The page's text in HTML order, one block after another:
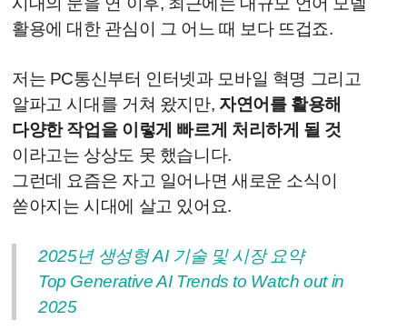
활용에 대한 관심이 그 어느 때 보다 뜨겁죠.
저는 PC통신부터 인터넷과 모바일 혁명 그리고
알파고 시대를 거쳐 왔지만, 자연어를 활용해
다양한 작업을 이렇게 빠르게 처리하게 될 것
이라고는 상상도 못 했습니다.
그런데 요즘은 자고 일어나면 새로운 소식이
쏟아지는 시대에 살고 있어요.
2025년 생성형 AI 기술 및 시장 요약
Top Generative AI Trends to Watch out in
2025